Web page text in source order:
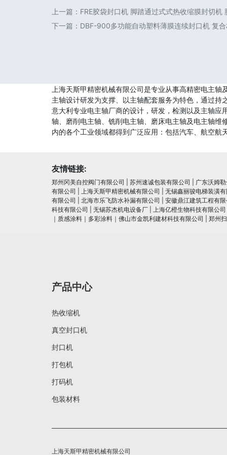
上一篇： FRE胶袋封口机 脚踏通过式式热收缩膜封切机
下一篇： DBF-900多功能自动塑料薄膜连续封口机 复
上海天斯甲精密机械有限公司是专业从事高精密电主
主轴设计研发为支撑、以主轴配套服务为特色，通过
意大利专业电主轴厂商的设计，研发，检测以及主轴
轴、磨削电主轴、铣削电主轴、磨床电主轴及电主轴
内的各个工业领域都得到广泛应用：包括汽车、航空
友情链接:
郑州冈美自控阀门有限公司 苏州速诚包装有限公司
广东沃姆
有限公司
上海天斯甲精密机械有限公司
无锡鑫丽骏电梯装潢
有限公司
北海市乐飞防水补漏有限公司
安徽鼎江建筑工程有
科技有限公司
无锡苏杰机电设备厂 上海亿橙生物科技有限公司
｜质感涂料｜多彩涂料｜佛山市金凯利建材科技有限公司
郑州
产品中心
热收缩机
真空封口机
封口机
打包机
打码机
包装材料
上海天斯甲精密机械有限公司